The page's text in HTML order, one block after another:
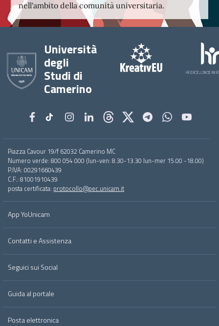
nell'ambito della comunità universitaria.
Università
degli
Studi di
Camerino
Footer
menu
full
Piazza Cavour 19/f 62032 Camerino MC
Numero verde: 800 054 000 (lun-ven: 8.30-13.30 lun-mer 15.00 -18.00)
P.IVA: 00291660439
C.F.: 81001910439
posta certificata: protocollo@pec.unicam.it
App YoUnicam
Contatti e Assistenza
Seguici sui Social
Guida al portale
Posta elettronica